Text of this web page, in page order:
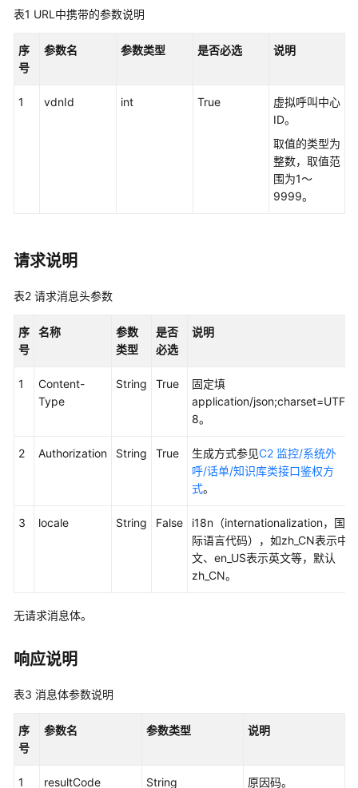
明
开
权
式
系
置
类
参
类
口
参
控
表1 URL中携带的参数说明
序
号
参数名 参数类型 是否必选 说明
1 vdnId int True
虚拟呼叫中心
ID。
取值的类型为
整数，取值范
围为1～
9999。
请求说明
表2 请求消息头参数
序
号
名称
参数
类型
是否
必选
说明
1
Content-
Type
String True
固定填
application/json;charset=UTF-
8。
2 Authorization String True 生成方式参见C2 监控/系统外
呼/话单/知识库类接口鉴权方
式。
3 locale String False
i18n（internationalization，国
际语言代码），如zh_CN表示中
文、en_US表示英文等，默认
zh_CN。
无请求消息体。
响应说明
表3 消息体参数说明
序
号
参数名 参数类型 说明
1 resultCode String 原因码。